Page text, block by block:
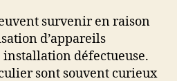
survenir en raison
d’appareils
installation défectueuse.
sont souvent curieux